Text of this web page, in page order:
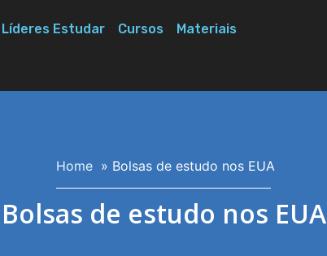
Líderes Estudar Cursos Materiais
Home » Bolsas de estudo nos EUA
Bolsas de estudo nos EUA